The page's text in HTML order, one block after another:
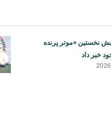
نخستین «موتر پرنده
خبر داد